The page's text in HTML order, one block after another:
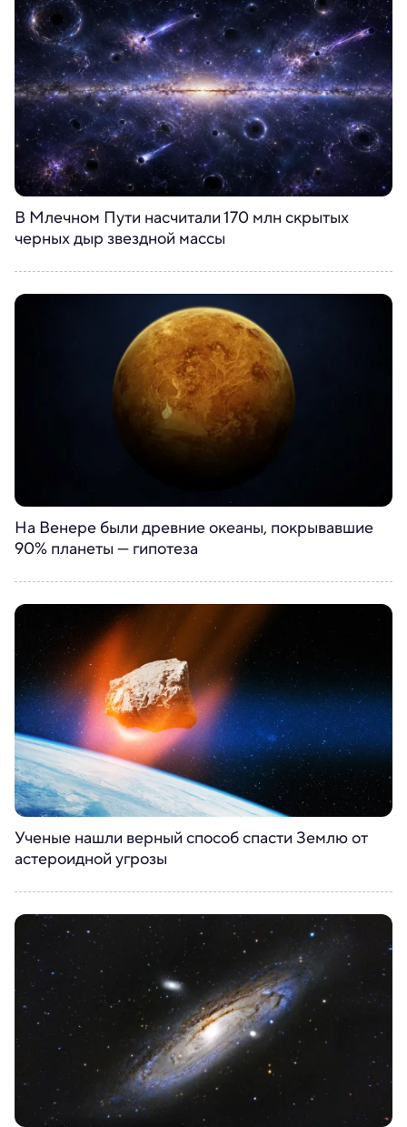
В Млечном Пути насчитали 170 млн скрытых
черных дыр звездной массы
На Венере были древние океаны, покрывавшие
90% планеты — гипотеза
Ученые нашли верный способ спасти Землю от
астероидной угрозы